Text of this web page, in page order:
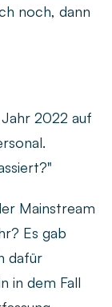
noch, dann
2022 auf
Mainstream
Es gab
dafür
in dem Fall